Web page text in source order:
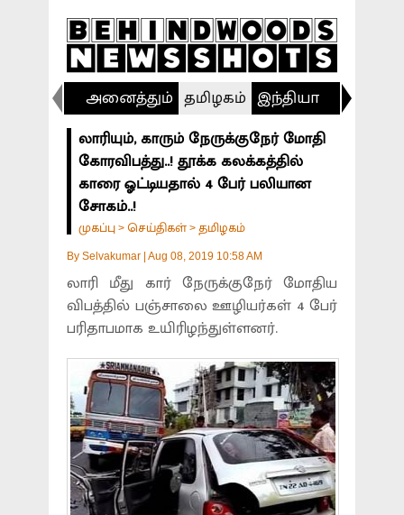
அனைத்தும் தமிழகம் இந்தியா
லாரியும், காரும் நேருக்குநேர் மோதி
கோரவிபத்து..! தூக்க கலக்கத்தில்
காரை ஓட்டியதால் 4 பேர் பலியான
சோகம்..!
முகப்பு > செய்திகள் > தமிழகம்
By Selvakumar Aug 08, 2019 10:58 AM
லாரி மீது கார் நேருக்குநேர் மோதிய
விபத்தில் பஞ்சாலை ஊழியர்கள் 4 பேர்
பரிதாபமாக உயிரிழந்துள்ளனர்.